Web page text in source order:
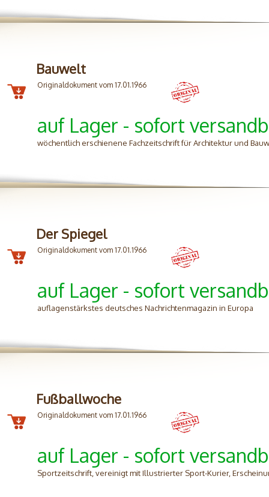
Bauwelt
Originaldokument vom 17.01.1966
auf Lager - sofort
wöchentlich erschienene Fachzeitschrift für Architektur und
Der Spiegel
Originaldokument vom 17.01.1966
auf Lager - sofort
auflagenstärkstes deutsches Nachrichtenmagazin in Europa
Fußballwoche
Originaldokument vom 17.01.1966
auf Lager - sofort
Sportzeitschrift, vereinigt mit Illustrierter Sport-Kurier,